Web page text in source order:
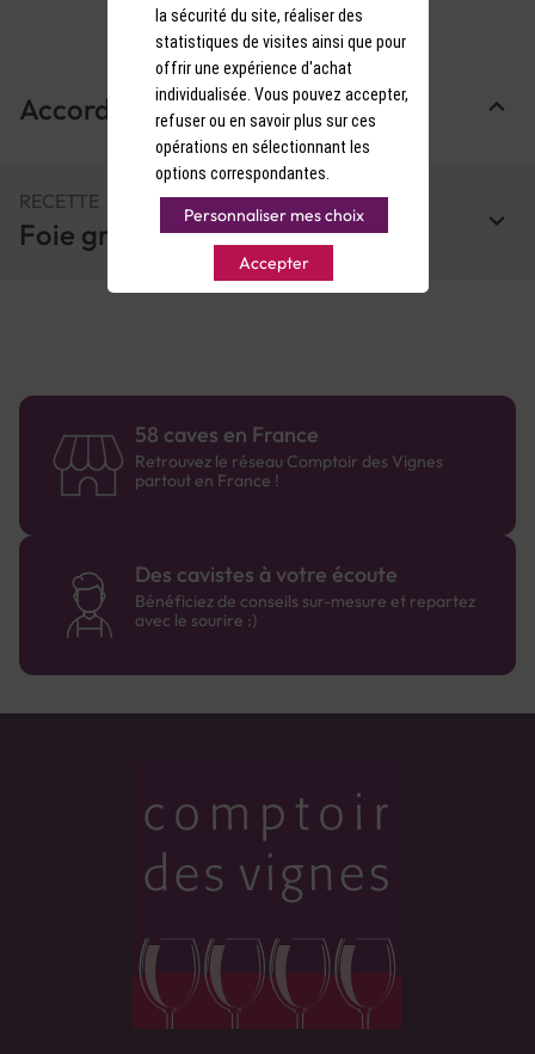
Accords Mets & Vins
RECETTE
Foie gras aux 5 baies
58 caves en France
Retrouvez le réseau Comptoir des Vignes
partout en France !
Des cavistes à votre écoute
Bénéficiez de conseils sur-mesure et repartez
avec le sourire :)
la sécurité du site, réaliser des
statistiques de visites ainsi que pour
offrir une expérience d'achat
individualisée. Vous pouvez accepter,
refuser ou en savoir plus sur ces
opérations en sélectionnant les
options correspondantes.
Personnaliser mes choix
Accepter